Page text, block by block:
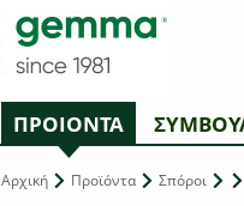
ΠΡΟΙΟΝΤΑ
Αρχική Προϊόντα Σπόροι